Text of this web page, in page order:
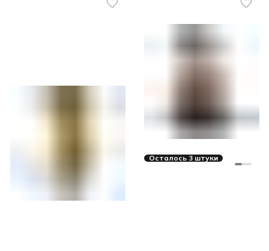
Осталось 3 штуки